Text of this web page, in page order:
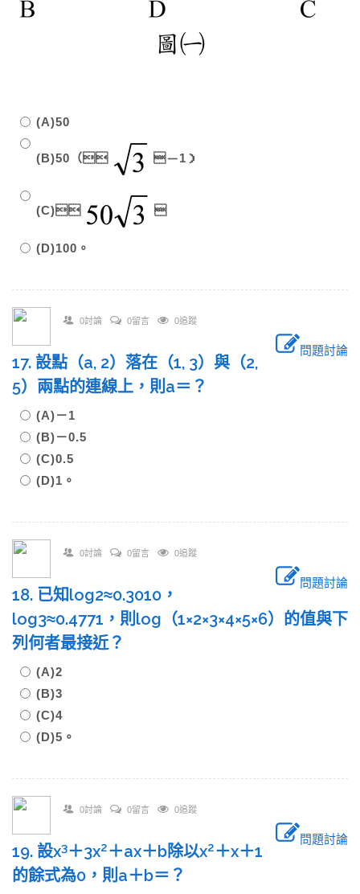
(A)50
(B)50（ －1）
(C) 
(D)100。
0討論 0留言 0追蹤
問題討論
17. 設點（a, 2）落在（1, 3）與（2,
5）兩點的連線上，則a＝？
(A)－1
(B)－0.5
(C)0.5
(D)1。
0討論 0留言 0追蹤
問題討論
18. 已知log2≈0.3010，
log3≈0.4771，則log（1×2×3×4×5×6）的值與下
列何者最接近？
(A)2
(B)3
(C)4
(D)5。
0討論 0留言 0追蹤
問題討論
19. 設x3＋3x2＋ax＋b除以x2＋x＋1
的餘式為0，則a＋b＝？